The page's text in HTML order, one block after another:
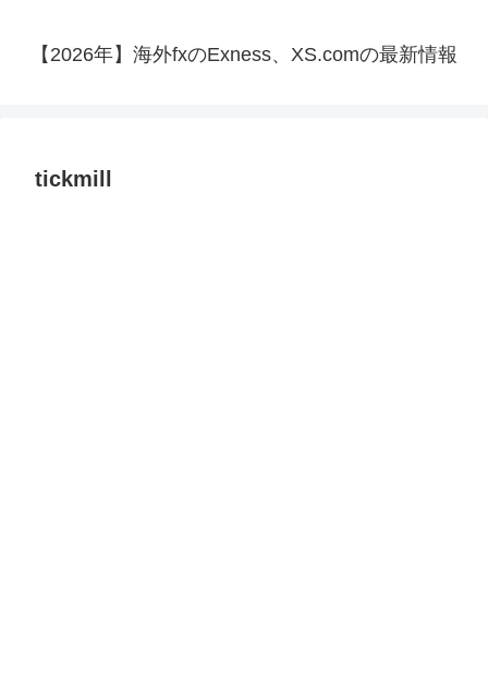
【2026年】海外fxのExness、XS.comの最新情報
tickmill